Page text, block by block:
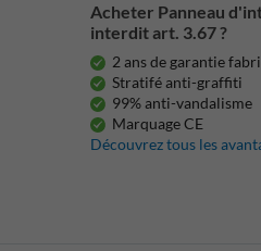
Acheter Panneau
interdit art. 3.67 ?
2 ans de garantie
Stratifé anti-graffiti
99% anti-vandalisme
Marquage CE
Découvrez tous les